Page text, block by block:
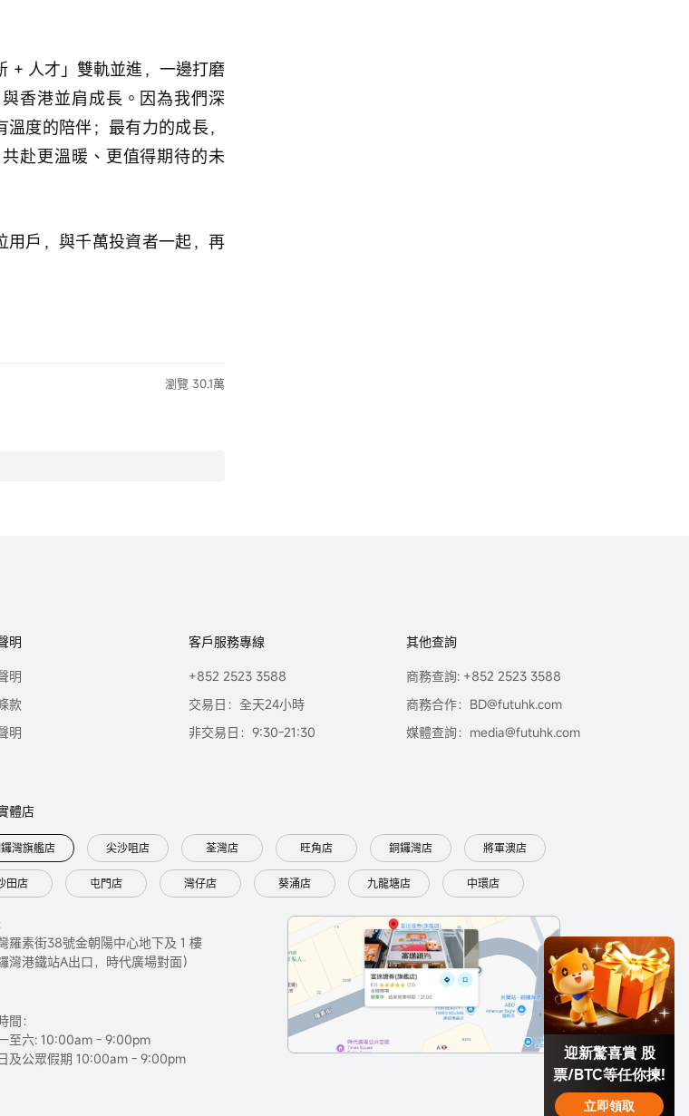
迎新驚喜賞 股
票/BTC等任你揀!
立即領取
+ 人才」雙軌並進，一邊打磨
香港並肩成長。因為我們深
度的陪伴；最有力的成長，
赴更溫暖、更值得期待的未
戶，與千萬投資者一起，再
瀏覽 30.1萬
明
明
款
明
客戶服務專線
+852 2523 3588
交易日：全天24小時
非交易日：9:30-21:30
其他查詢
商務查詢: +852 2523 3588
商務合作：BD@futuhk.com
媒體查詢：media@futuhk.com
體店
灣旗艦店 尖沙咀店 荃灣店 旺角店 銅鑼灣店 將軍澳店
田店 屯門店 灣仔店 葵涌店 九龍塘店 中環店
羅素街38號金朝陽中心地下及 1 樓
灣港鐵站A出口，時代廣場對面）
間：
至六: 10:00am - 9:00pm
及公眾假期 10:00am - 9:00pm